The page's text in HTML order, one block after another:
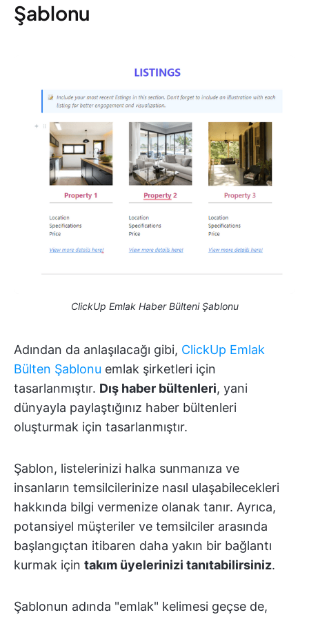
Şablonu
ClickUp Emlak Haber Bülteni Şablonu
Adından da anlaşılacağı gibi, ClickUp Emlak
Bülten Şablonu emlak şirketleri için
tasarlanmıştır. Dış haber bültenleri, yani
dünyayla paylaştığınız haber bültenleri
oluşturmak için tasarlanmıştır.
Şablon, listelerinizi halka sunmanıza ve
insanların temsilcilerinize nasıl ulaşabilecekleri
hakkında bilgi vermenize olanak tanır. Ayrıca,
potansiyel müşteriler ve temsilciler arasında
başlangıçtan itibaren daha yakın bir bağlantı
kurmak için takım üyelerinizi tanıtabilirsiniz.
Şablonun adında "emlak" kelimesi geçse de,